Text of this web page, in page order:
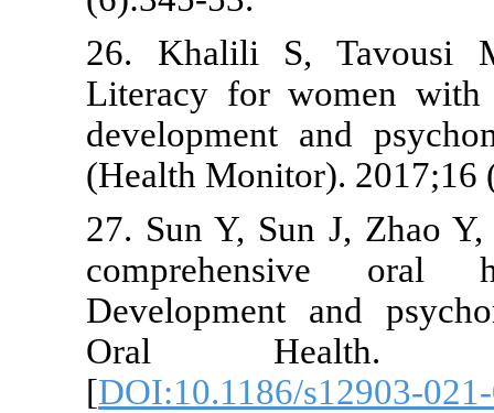
26. Khalili
Literacy for
(Health
27. Sun Y,
Oral
[